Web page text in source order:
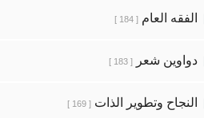
الفقه العام [ 184 ]
دواوين شعر [ 183 ]
النجاح وتطوير الذات [ 169 ]